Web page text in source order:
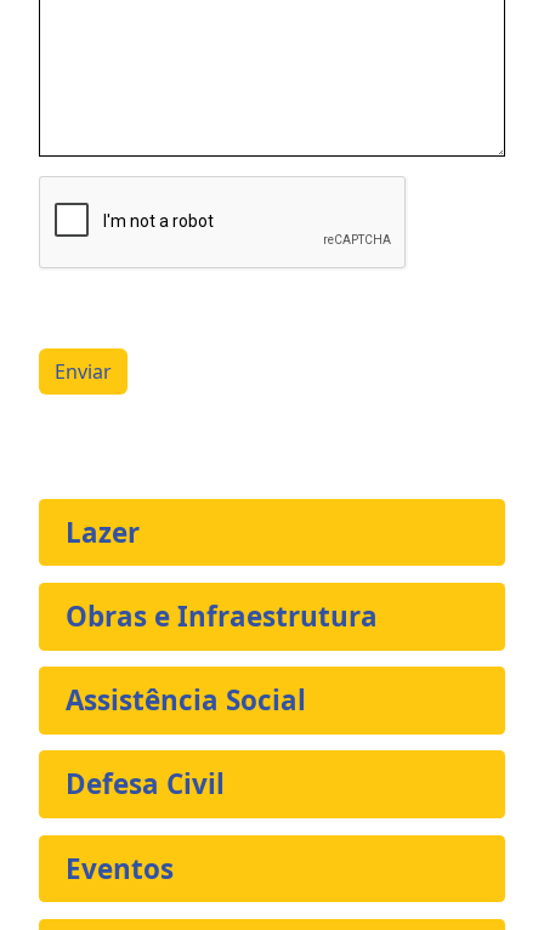
Enviar
Lazer
Obras e Infraestrutura
Assistência Social
Defesa Civil
Eventos